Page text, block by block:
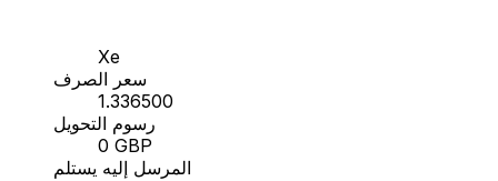
Xe
سعر الصرف
1.336500
رسوم التحويل
0 GBP
المرسل إليه يستلم